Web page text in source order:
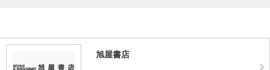
旭屋書店